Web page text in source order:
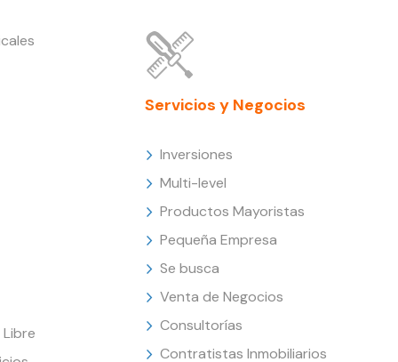
Servicios y Negocios
Inversiones
Multi-level
Productos Mayoristas
Pequeña Empresa
Se busca
Venta de Negocios
Consultorías
Contratistas Inmobiliarios